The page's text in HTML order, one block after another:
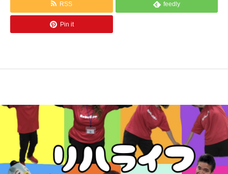
RSS feedly
Pin it